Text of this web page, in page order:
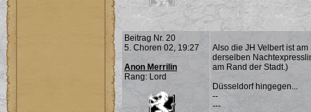
Beitrag Nr. 20
5. Choren 02, 19:27
Anon Merrilin
Rang: Lord
Also die JH Velbert ist
derselben
am Rand der Stadt.)
Düsseldorf hingegen...
--
---